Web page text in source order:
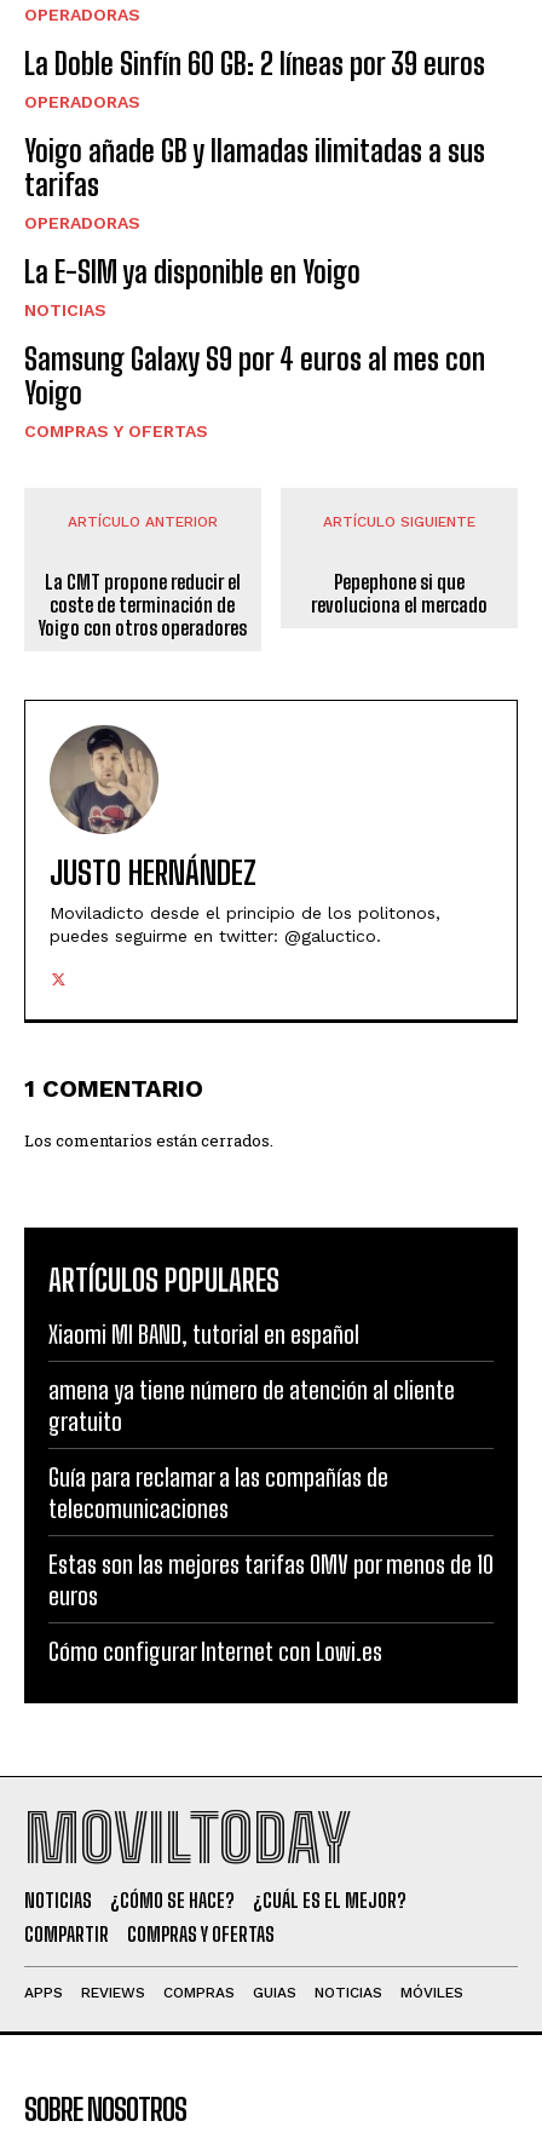
OPERADORAS
La Doble Sinfín 60 GB: 2 líneas por 39 euros
OPERADORAS
Yoigo añade GB y llamadas ilimitadas a sus
tarifas
OPERADORAS
La E-SIM ya disponible en Yoigo
NOTICIAS
Samsung Galaxy S9 por 4 euros al mes con
Yoigo
COMPRAS Y OFERTAS
ARTÍCULO ANTERIOR
La CMT propone reducir el
coste de terminación de
Yoigo con otros operadores
ARTÍCULO SIGUIENTE
Pepephone si que
revoluciona el mercado
JUSTO HERNÁNDEZ
Moviladicto desde el principio de los politonos,
puedes seguirme en twitter: @galuctico.
1 COMENTARIO
Los comentarios están cerrados.
ARTÍCULOS POPULARES
Xiaomi MI BAND, tutorial en español
amena ya tiene número de atención al cliente
gratuito
Guía para reclamar a las compañías de
telecomunicaciones
Estas son las mejores tarifas OMV por menos de 10
euros
Cómo configurar Internet con Lowi.es
MOVILTODAY
NOTICIAS ¿CÓMO SE HACE?
¿CUÁL ES EL MEJOR?
COMPARTIR
COMPRAS Y OFERTAS
APPS REVIEWS COMPRAS GUIAS NOTICIAS MÓVILES
SOBRE NOSOTROS